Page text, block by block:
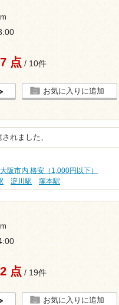
点 / 10件
お気に入りに追加
れました、
大阪市内 格安（1,000円以下）
淀川駅 塚本駅
点 / 19件
お気に入りに追加